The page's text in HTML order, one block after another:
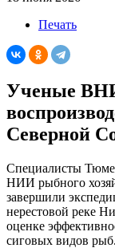
Печать
Ученые
Северной
Специалисты
НИИ рыбного
завершили
нерестовой реке
оценке
сиговых видов рыб.